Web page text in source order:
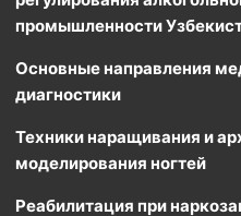
промышленности
Основные направления
диагностики
Техники наращивания и
моделирования ногтей
Реабилитация при